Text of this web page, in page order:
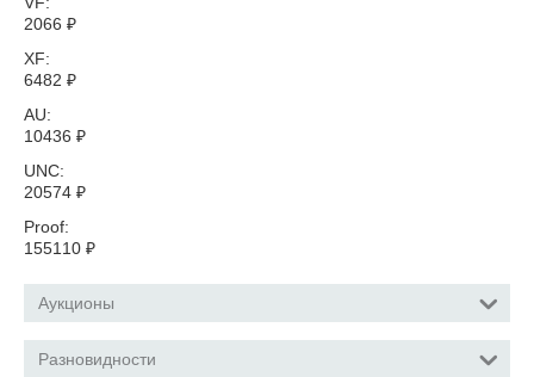
2066 ₽
XF:
6482 ₽
AU:
10436 ₽
UNC:
20574 ₽
Proof:
155110 ₽
Аукционы
Разновидности